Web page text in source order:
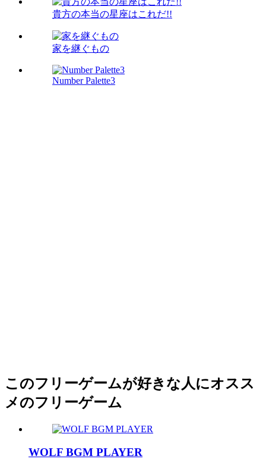
貴方の本当の星座はこれだ!!
家を継ぐもの
Number Palette3
このフリーゲームが好きな人にオスス
メのフリーゲーム
WOLF BGM PLAYER